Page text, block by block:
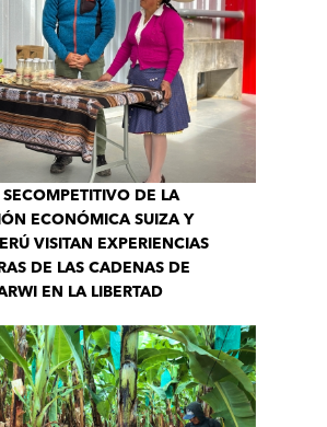
SECOMPETITIVO DE LA
ECONÓMICA SUIZA Y
VISITAN EXPERIENCIAS
DE LAS CADENAS DE
EN LA LIBERTAD